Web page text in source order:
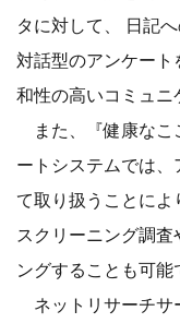
タに対して、 日記
対話型のアンケー
和性の高いコミュニ
また、『健康なこ
ートシステムでは
て取り扱うことによ
スクリーニング調
ングすることも可能
ネットリサーチサ